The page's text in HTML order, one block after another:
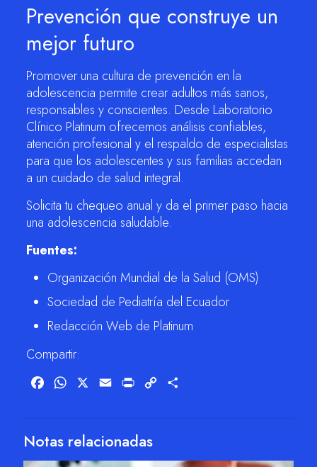
Prevención que construye un
mejor futuro
Promover una cultura de prevención en la
adolescencia permite crear adultos más sanos,
responsables y conscientes. Desde Laboratorio
Clínico Platinum ofrecemos análisis confiables,
atención profesional y el respaldo de especialistas
para que los adolescentes y sus familias accedan
a un cuidado de salud integral.
Solicita tu chequeo anual y da el primer paso hacia
una adolescencia saludable.
Fuentes:
Organización Mundial de la Salud (OMS)
Sociedad de Pediatría del Ecuador
Redacción Web de Platinum
Compartir:
FacebookWhatsApp Email Print
Copy
Notas relacionadas